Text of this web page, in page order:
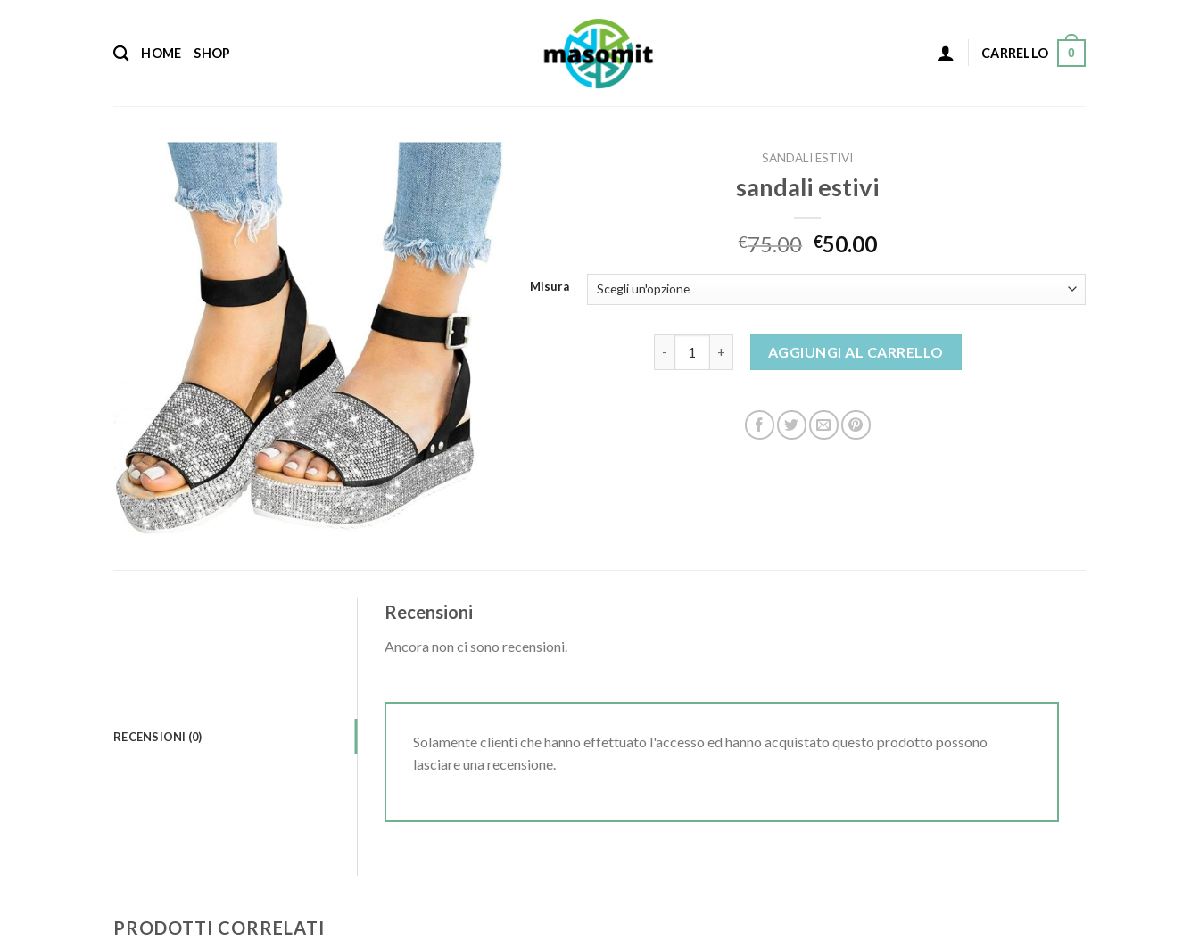
HOME SHOP CARRELLO 0
SANDALI ESTIVI
sandali estivi
€75.00 €50.00
Misura
AGGIUNGI AL CARRELLO
RECENSIONI (0)
Recensioni
Ancora non ci sono recensioni.
Solamente clienti che hanno effettuato l'accesso ed hanno acquistato questo prodotto possono
lasciare una recensione.
PRODOTTI CORRELATI